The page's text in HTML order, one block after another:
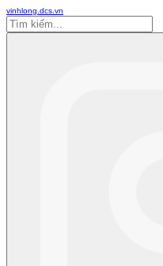
vinhlong.dcs.vn